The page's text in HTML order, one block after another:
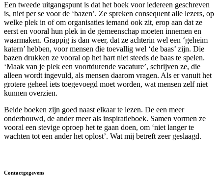
Een tweede uitgangspunt is dat het boek voor iedereen geschreven
is, niet per se voor de ‘bazen’. Ze spreken consequent alle lezers, op
welke plek in of om organisaties iemand ook zit, erop aan dat ze
eerst en vooral hun plek in de gemeenschap moeten innemen en
waarmaken. Grappig is dan weer, dat ze achterin wel een ‘geheim
katern’ hebben, voor mensen die toevallig wel ‘de baas’ zijn. Die
bazen drukken ze vooral op het hart niet steeds de baas te spelen.
‘Maak van je plek een voortdurende vacature’, schrijven ze, die
alleen wordt ingevuld, als mensen daarom vragen. Als er vanuit het
grotere geheel iets toegevoegd moet worden, wat mensen zelf niet
kunnen overzien.
Beide boeken zijn goed naast elkaar te lezen. De een meer
onderbouwd, de ander meer als inspiratieboek. Samen vormen ze
vooral een stevige oproep het te gaan doen, om ‘niet langer te
wachten tot een ander het oplost’. Wat mij betreft zeer geslaagd.
Contactgegevens